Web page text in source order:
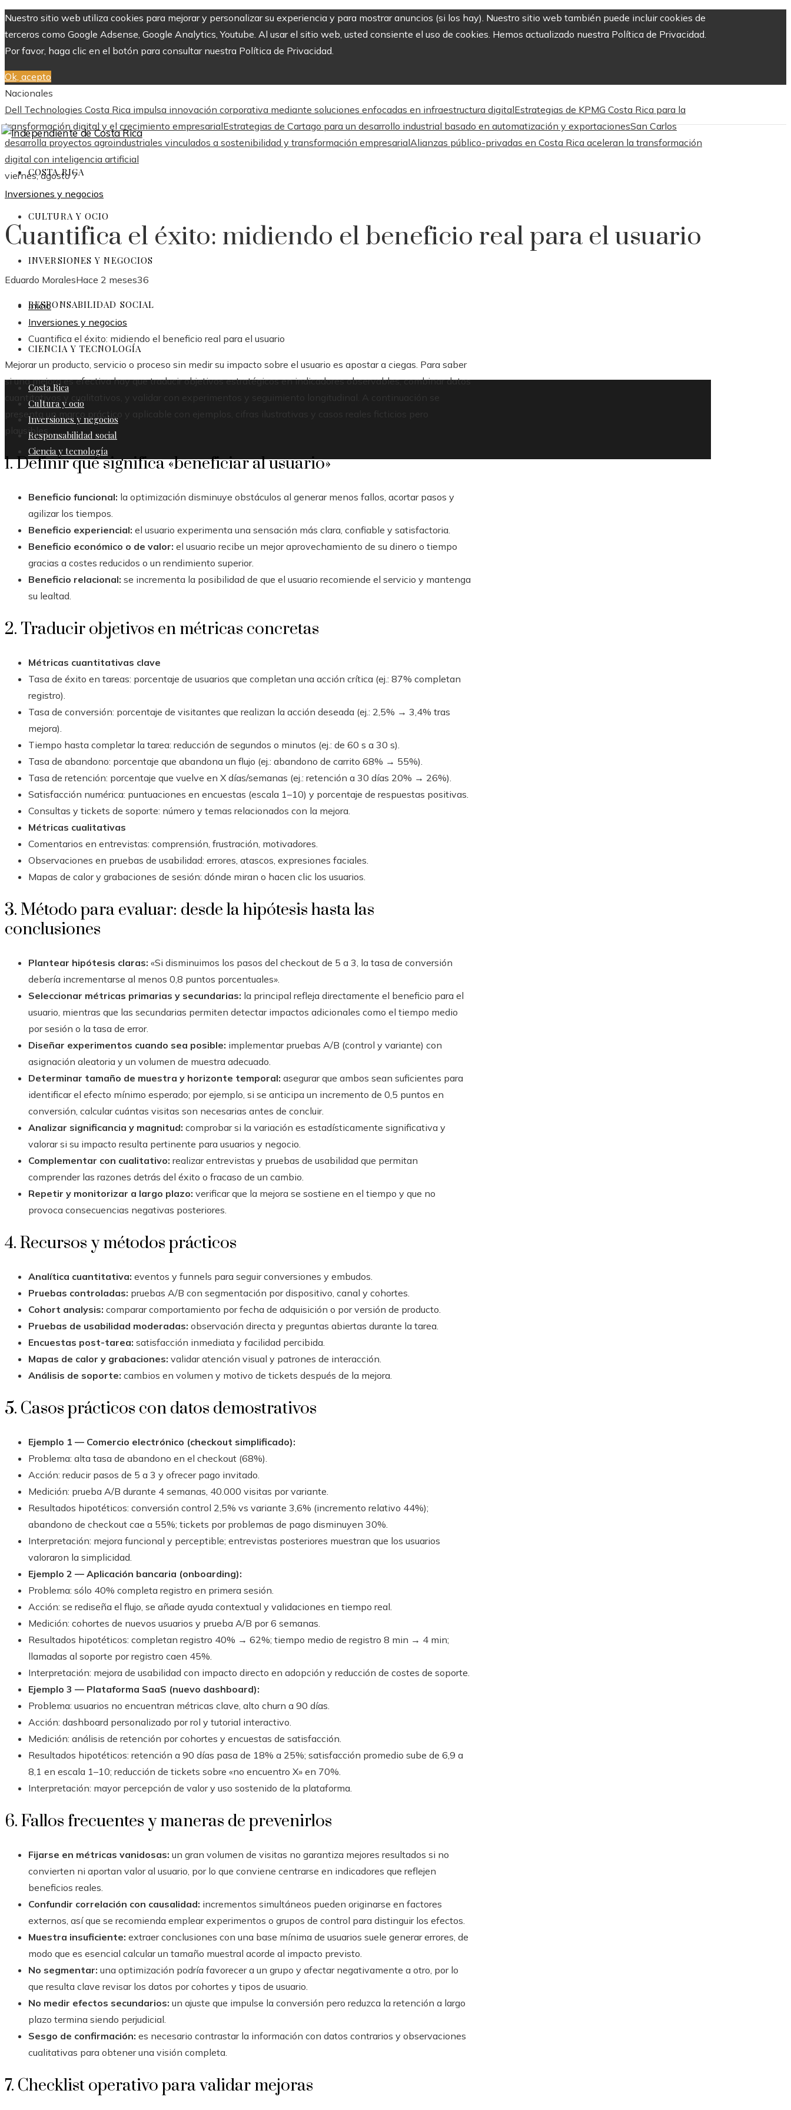
Nuestro sitio web utiliza cookies para mejorar y personalizar su experiencia y para mostrar anuncios (si los hay). Nuestro sitio web también puede incluir cookies de
terceros como Google Adsense, Google Analytics, Youtube. Al usar el sitio web, usted consiente el uso de cookies. Hemos actualizado nuestra Política de Privacidad.
Por favor, haga clic en el botón para consultar nuestra Política de Privacidad.
Ok, acepto
Nacionales
Dell Technologies Costa Rica impulsa innovación corporativa mediante soluciones enfocadas en infraestructura digitalEstrategias de KPMG Costa Rica para la
transformación digital y el crecimiento empresarialEstrategias de Cartago para un desarrollo industrial basado en automatización y exportacionesSan Carlos
desarrolla proyectos agroindustriales vinculados a sostenibilidad y transformación empresarialAlianzas público-privadas en Costa Rica aceleran la transformación
digital con inteligencia artificial
viernes, agosto 7
COSTA RICA
CULTURA Y OCIO
INVERSIONES Y NEGOCIOS
RESPONSABILIDAD SOCIAL
CIENCIA Y TECNOLOGÍA
Costa Rica
Cultura y ocio
Inversiones y negocios
Responsabilidad social
Ciencia y tecnología
Inversiones y negocios
Cuantifica el éxito: midiendo el beneficio real para el usuario
Eduardo MoralesHace 2 meses36
Inicio
Inversiones y negocios
Cuantifica el éxito: midiendo el beneficio real para el usuario
Mejorar un producto, servicio o proceso sin medir su impacto sobre el usuario es apostar a ciegas. Para saber
si una mejora es efectiva hay que traducir objetivos estratégicos en indicadores observables, combinar datos
cuantitativos y cualitativos, y validar con experimentos y seguimiento longitudinal. A continuación se
presenta un marco práctico y aplicable con ejemplos, cifras ilustrativas y casos reales ficticios pero
plausibles.
1. Definir qué significa «beneficiar al usuario»
Beneficio funcional: la optimización disminuye obstáculos al generar menos fallos, acortar pasos y
agilizar los tiempos.
Beneficio experiencial: el usuario experimenta una sensación más clara, confiable y satisfactoria.
Beneficio económico o de valor: el usuario recibe un mejor aprovechamiento de su dinero o tiempo
gracias a costes reducidos o un rendimiento superior.
Beneficio relacional: se incrementa la posibilidad de que el usuario recomiende el servicio y mantenga
su lealtad.
2. Traducir objetivos en métricas concretas
Métricas cuantitativas clave
Tasa de éxito en tareas: porcentaje de usuarios que completan una acción crítica (ej.: 87% completan
registro).
Tasa de conversión: porcentaje de visitantes que realizan la acción deseada (ej.: 2,5% → 3,4% tras
mejora).
Tiempo hasta completar la tarea: reducción de segundos o minutos (ej.: de 60 s a 30 s).
Tasa de abandono: porcentaje que abandona un flujo (ej.: abandono de carrito 68% → 55%).
Tasa de retención: porcentaje que vuelve en X días/semanas (ej.: retención a 30 días 20% → 26%).
Satisfacción numérica: puntuaciones en encuestas (escala 1–10) y porcentaje de respuestas positivas.
Consultas y tickets de soporte: número y temas relacionados con la mejora.
Métricas cualitativas
Comentarios en entrevistas: comprensión, frustración, motivadores.
Observaciones en pruebas de usabilidad: errores, atascos, expresiones faciales.
Mapas de calor y grabaciones de sesión: dónde miran o hacen clic los usuarios.
3. Método para evaluar: desde la hipótesis hasta las
conclusiones
Plantear hipótesis claras: «Si disminuimos los pasos del checkout de 5 a 3, la tasa de conversión
debería incrementarse al menos 0,8 puntos porcentuales».
Seleccionar métricas primarias y secundarias: la principal refleja directamente el beneficio para el
usuario, mientras que las secundarias permiten detectar impactos adicionales como el tiempo medio
por sesión o la tasa de error.
Diseñar experimentos cuando sea posible: implementar pruebas A/B (control y variante) con
asignación aleatoria y un volumen de muestra adecuado.
Determinar tamaño de muestra y horizonte temporal: asegurar que ambos sean suficientes para
identificar el efecto mínimo esperado; por ejemplo, si se anticipa un incremento de 0,5 puntos en
conversión, calcular cuántas visitas son necesarias antes de concluir.
Analizar significancia y magnitud: comprobar si la variación es estadísticamente significativa y
valorar si su impacto resulta pertinente para usuarios y negocio.
Complementar con cualitativo: realizar entrevistas y pruebas de usabilidad que permitan
comprender las razones detrás del éxito o fracaso de un cambio.
Repetir y monitorizar a largo plazo: verificar que la mejora se sostiene en el tiempo y que no
provoca consecuencias negativas posteriores.
4. Recursos y métodos prácticos
Analítica cuantitativa: eventos y funnels para seguir conversiones y embudos.
Pruebas controladas: pruebas A/B con segmentación por dispositivo, canal y cohortes.
Cohort analysis: comparar comportamiento por fecha de adquisición o por versión de producto.
Pruebas de usabilidad moderadas: observación directa y preguntas abiertas durante la tarea.
Encuestas post-tarea: satisfacción inmediata y facilidad percibida.
Mapas de calor y grabaciones: validar atención visual y patrones de interacción.
Análisis de soporte: cambios en volumen y motivo de tickets después de la mejora.
5. Casos prácticos con datos demostrativos
Ejemplo 1 — Comercio electrónico (checkout simplificado):
Problema: alta tasa de abandono en el checkout (68%).
Acción: reducir pasos de 5 a 3 y ofrecer pago invitado.
Medición: prueba A/B durante 4 semanas, 40.000 visitas por variante.
Resultados hipotéticos: conversión control 2,5% vs variante 3,6% (incremento relativo 44%);
abandono de checkout cae a 55%; tickets por problemas de pago disminuyen 30%.
Interpretación: mejora funcional y perceptible; entrevistas posteriores muestran que los usuarios
valoraron la simplicidad.
Ejemplo 2 — Aplicación bancaria (onboarding):
Problema: sólo 40% completa registro en primera sesión.
Acción: se rediseña el flujo, se añade ayuda contextual y validaciones en tiempo real.
Medición: cohortes de nuevos usuarios y prueba A/B por 6 semanas.
Resultados hipotéticos: completan registro 40% → 62%; tiempo medio de registro 8 min → 4 min;
llamadas al soporte por registro caen 45%.
Interpretación: mejora de usabilidad con impacto directo en adopción y reducción de costes de soporte.
Ejemplo 3 — Plataforma SaaS (nuevo dashboard):
Problema: usuarios no encuentran métricas clave, alto churn a 90 días.
Acción: dashboard personalizado por rol y tutorial interactivo.
Medición: análisis de retención por cohortes y encuestas de satisfacción.
Resultados hipotéticos: retención a 90 días pasa de 18% a 25%; satisfacción promedio sube de 6,9 a
8,1 en escala 1–10; reducción de tickets sobre «no encuentro X» en 70%.
Interpretación: mayor percepción de valor y uso sostenido de la plataforma.
6. Fallos frecuentes y maneras de prevenirlos
Fijarse en métricas vanidosas: un gran volumen de visitas no garantiza mejores resultados si no
convierten ni aportan valor al usuario, por lo que conviene centrarse en indicadores que reflejen
beneficios reales.
Confundir correlación con causalidad: incrementos simultáneos pueden originarse en factores
externos, así que se recomienda emplear experimentos o grupos de control para distinguir los efectos.
Muestra insuficiente: extraer conclusiones con una base mínima de usuarios suele generar errores, de
modo que es esencial calcular un tamaño muestral acorde al impacto previsto.
No segmentar: una optimización podría favorecer a un grupo y afectar negativamente a otro, por lo
que resulta clave revisar los datos por cohortes y tipos de usuario.
No medir efectos secundarios: un ajuste que impulse la conversión pero reduzca la retención a largo
plazo termina siendo perjudicial.
Sesgo de confirmación: es necesario contrastar la información con datos contrarios y observaciones
cualitativas para obtener una visión completa.
7. Checklist operativo para validar mejoras